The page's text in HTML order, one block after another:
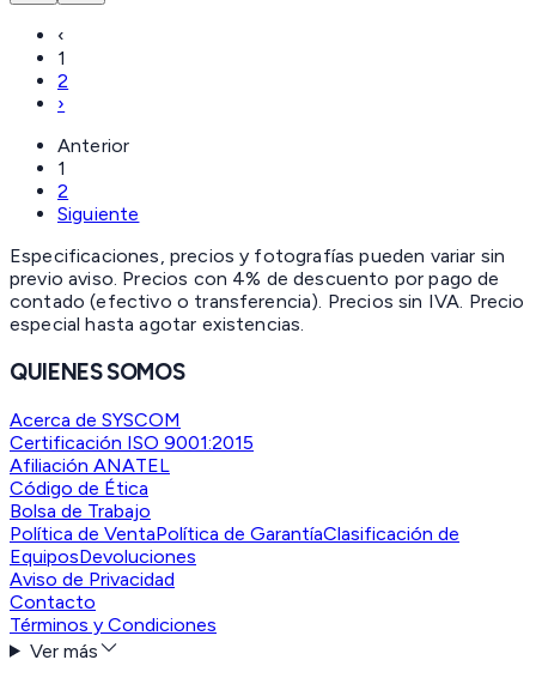
‹
1
2
›
Anterior
1
2
Siguiente
Especificaciones, precios y fotografías pueden variar sin
previo aviso. Precios con 4% de descuento por pago de
contado (efectivo o transferencia). Precios sin IVA. Precio
especial hasta agotar existencias.
QUIENES SOMOS
Acerca de SYSCOM
Certificación ISO 9001:2015
Afiliación ANATEL
Código de Ética
Bolsa de Trabajo
Política de VentaPolítica de GarantíaClasificación de
EquiposDevoluciones
Aviso de Privacidad
Contacto
Términos y Condiciones
Ver más